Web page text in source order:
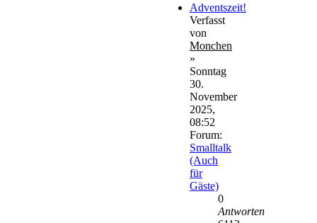
Adventszeit!
Verfasst
von
Monchen
»
Sonntag
30.
November
2025,
08:52
Forum:
Smalltalk
(Auch
für
Gäste)
0
Antworten